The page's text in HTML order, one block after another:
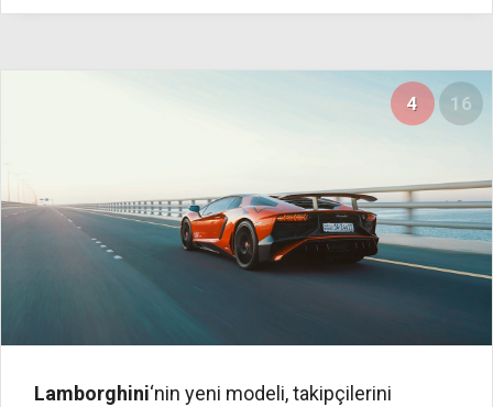
4 16
Lamborghini‘nin yeni modeli, takipçilerini